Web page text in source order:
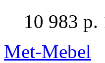
10 983 р.
Met-Mebel